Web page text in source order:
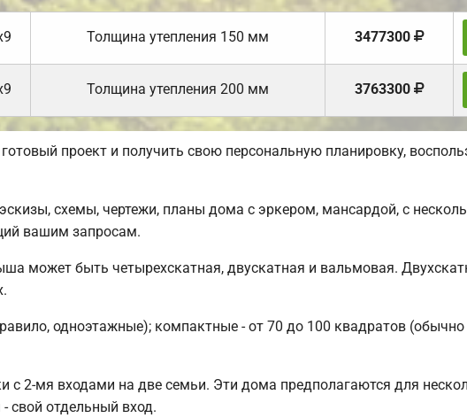
Толщина утепления 150 мм 3477300
Толщина утепления 200 мм 3763300
проект и получить свою персональную планировку,
схемы, чертежи, планы дома с эркером, мансардой, с
вашим запросам.
может быть четырехскатная, двускатная и вальмовая.
одноэтажные); компактные - от 70 до 100 квадратов
с 2-мя входами на две семьи. Эти дома предполагаются для
свой отдельный вход.